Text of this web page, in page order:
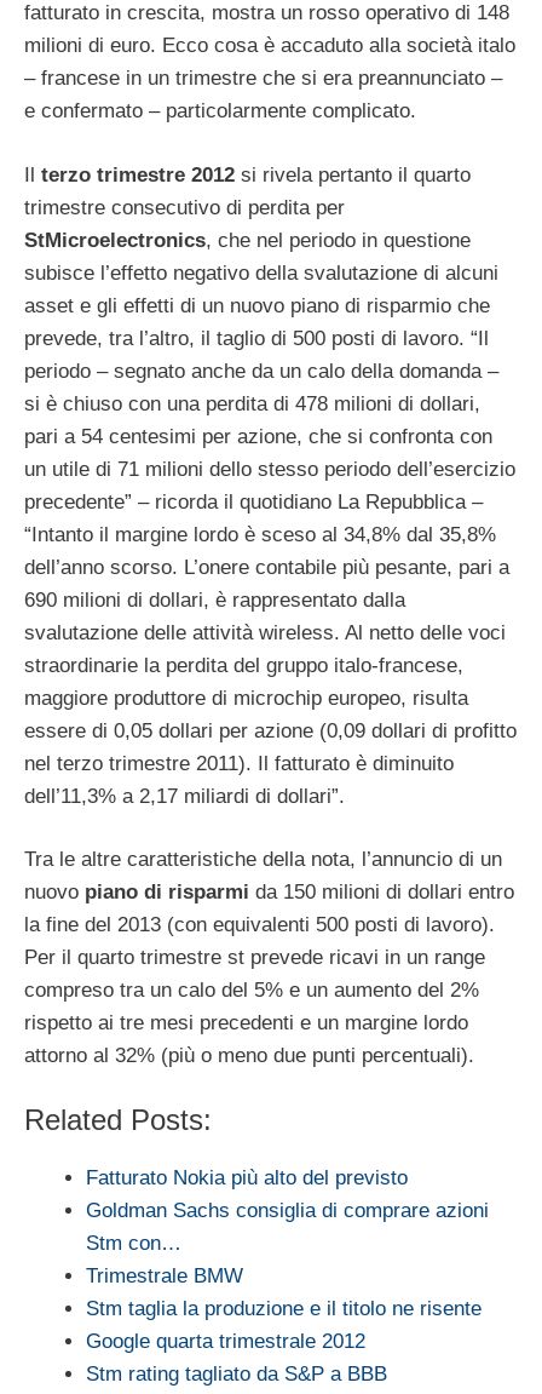
fatturato in crescita, mostra un rosso operativo di 148
milioni di euro. Ecco cosa è accaduto alla società italo
– francese in un trimestre che si era preannunciato –
e confermato – particolarmente complicato.
Il terzo trimestre 2012 si rivela pertanto il quarto
trimestre consecutivo di perdita per
StMicroelectronics, che nel periodo in questione
subisce l’effetto negativo della svalutazione di alcuni
asset e gli effetti di un nuovo piano di risparmio che
prevede, tra l’altro, il taglio di 500 posti di lavoro. “Il
periodo – segnato anche da un calo della domanda –
si è chiuso con una perdita di 478 milioni di dollari,
pari a 54 centesimi per azione, che si confronta con
un utile di 71 milioni dello stesso periodo dell’esercizio
precedente” – ricorda il quotidiano La Repubblica –
“Intanto il margine lordo è sceso al 34,8% dal 35,8%
dell’anno scorso. L’onere contabile più pesante, pari a
690 milioni di dollari, è rappresentato dalla
svalutazione delle attività wireless. Al netto delle voci
straordinarie la perdita del gruppo italo-francese,
maggiore produttore di microchip europeo, risulta
essere di 0,05 dollari per azione (0,09 dollari di profitto
nel terzo trimestre 2011). Il fatturato è diminuito
dell’11,3% a 2,17 miliardi di dollari”.
Tra le altre caratteristiche della nota, l’annuncio di un
nuovo piano di risparmi da 150 milioni di dollari entro
la fine del 2013 (con equivalenti 500 posti di lavoro).
Per il quarto trimestre st prevede ricavi in un range
compreso tra un calo del 5% e un aumento del 2%
rispetto ai tre mesi precedenti e un margine lordo
attorno al 32% (più o meno due punti percentuali).
Related Posts:
Fatturato Nokia più alto del previsto
Goldman Sachs consiglia di comprare azioni
Stm con…
Trimestrale BMW
Stm taglia la produzione e il titolo ne risente
Google quarta trimestrale 2012
Stm rating tagliato da S&P a BBB